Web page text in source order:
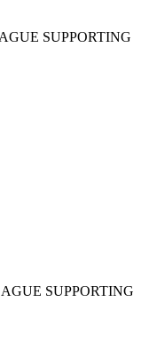
SUPPORTING
SUPPORTING